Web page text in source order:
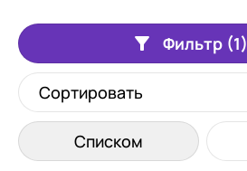
Фильтр (1)
Сортировать
Списком